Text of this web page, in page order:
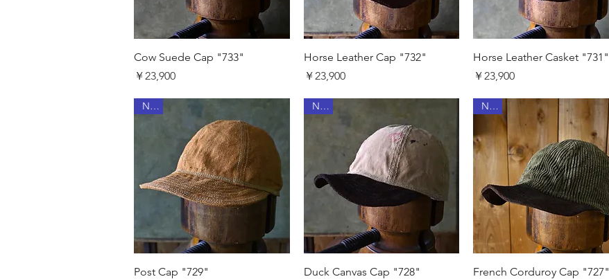
クイックビュー
Cow Suede Cap "733"
価格
￥23,900
クイックビュー
Horse Leather Cap "732"
価格
￥23,900
クイックビュー
Horse Leather Casket "731"
価格
￥23,900
クイックビュー
New
Post Cap "729"
クイックビュー
New
Duck Canvas Cap "728"
クイックビュー
New
French Corduroy Cap "727"